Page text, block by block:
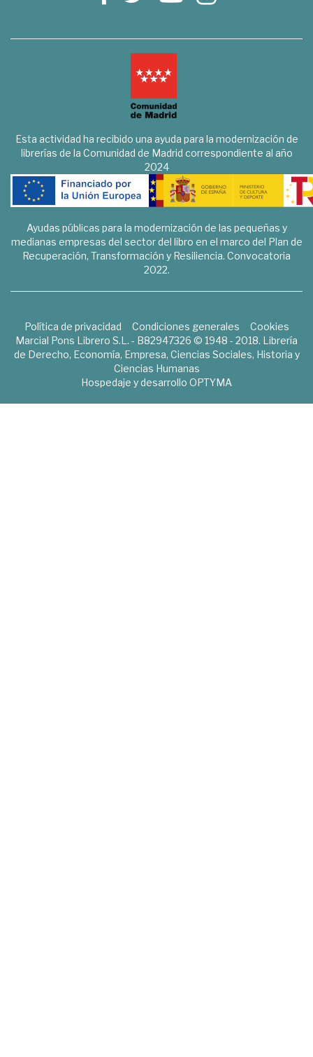
Esta actividad ha recibido una ayuda para la modernización de
librerías de la Comunidad de Madrid correspondiente al año
2024
Ayudas públicas para la modernización de las pequeñas y
medianas empresas del sector del libro en el marco del Plan de
Recuperación, Transformación y Resiliencia. Convocatoria
2022.
Política de privacidad Condiciones generales
Cookies
Marcial Pons Librero S.L. - B82947326 © 1948 - 2018. Librería
de Derecho, Economía, Empresa, Ciencias Sociales, Historia y
Ciencias Humanas
Hospedaje y desarrollo OPTYMA